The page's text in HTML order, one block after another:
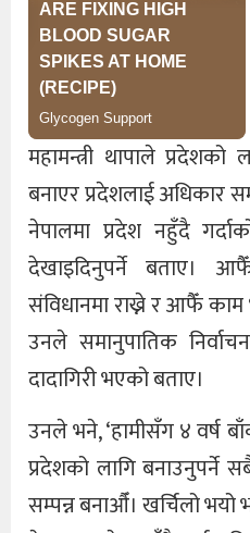
महामन्त्री थापाले
बनाएर प्रदेशलाई अधिकार
नेपालमा प्रदेश नहुँदै
देखाइदिनुपर्ने बताए।
संविधानमा राख्ने र आफैँ
उनले समानुपातिक
दादागिरी भएको बताए।
उनले भने, ‘हामीसँग ४ वर्ष
प्रदेशको लागि बनाउनुपर्ने
सम्पन्न बनाऔँ। खर्चिलो